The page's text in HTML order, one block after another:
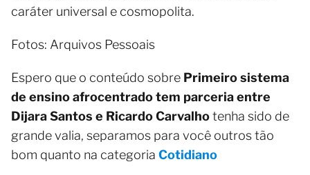
caráter universal e cosmopolita.
Fotos: Arquivos Pessoais
Espero que o conteúdo sobre Primeiro sistema
de ensino afrocentrado tem parceria entre
Dijara Santos e Ricardo Carvalhotenha sido de
grande valia, separamos para você outros tão
bom quanto na categoria Cotidiano